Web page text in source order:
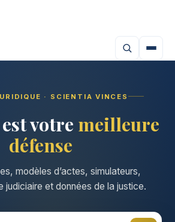
· SCIENTIA VINCES
votre meilleure
défense
modèles d’actes, simulateurs,
judiciaire et données de la justice.